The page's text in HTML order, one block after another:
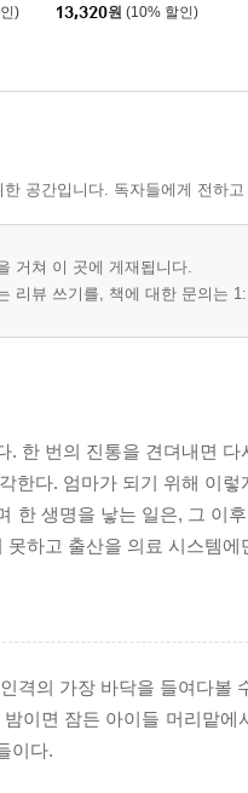
기울이는 일
다구요?
이루다
해맞이
라서 다행이다
엄마가 되는 시간들
한다
다시 보여주려고 우리에게
아름다운 날임을 알고 있어
로 사느라 못하고 있는 것들
) 13,320원 (10% 할인)
공간입니다. 독자들에게 전하
거쳐 이 곳에 게재됩니다.
리뷰 쓰기를, 책에 대한 문의는
. 한 번의 진통을 견뎌내면
한다. 엄마가 되기 위해 이
한 생명을 낳는 일은, 그 이
못하고 출산을 의료 시스템
격의 가장 바닥을 들여다볼
이면 잠든 아이들 머리맡
이다.